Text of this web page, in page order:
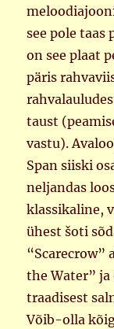
see pole taas
on see plaat
päris
taust
vastu).
Span siiski
neljandas
klassikaline,
ühest šoti
“Scarecrow”
the Water”
traadisest
Võib-olla